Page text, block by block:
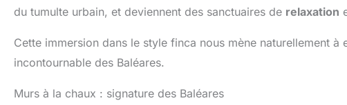
du tumulte urbain, et deviennent des sanctuaires de relaxation
Cette immersion dans le style finca nous mène naturellement
incontournable des Baléares.
Murs à la chaux : signature des Baléares